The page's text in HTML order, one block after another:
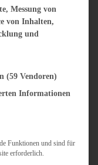
CHUTNEYS
Messung von
von Inhalten,
und
(59 Vendoren)
Informationen
erteilt werden
Funktionen und sind für
erforderlich.